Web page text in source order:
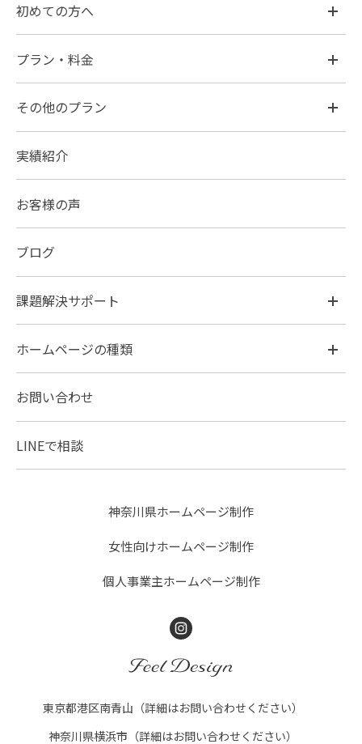
初めての方へ
プラン・料金
その他のプラン
実績紹介
お客様の声
ブログ
課題解決サポート
ホームページの種類
お問い合わせ
LINEで相談
神奈川県ホームページ制作
女性向けホームページ制作
個人事業主ホームページ制作
東京都港区南青山（詳細はお問い合わせください）
神奈川県横浜市（詳細はお問い合わせください）